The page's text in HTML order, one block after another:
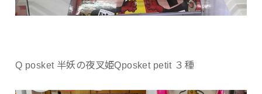
Q posket 半妖の夜叉姫Qposket petit ３種